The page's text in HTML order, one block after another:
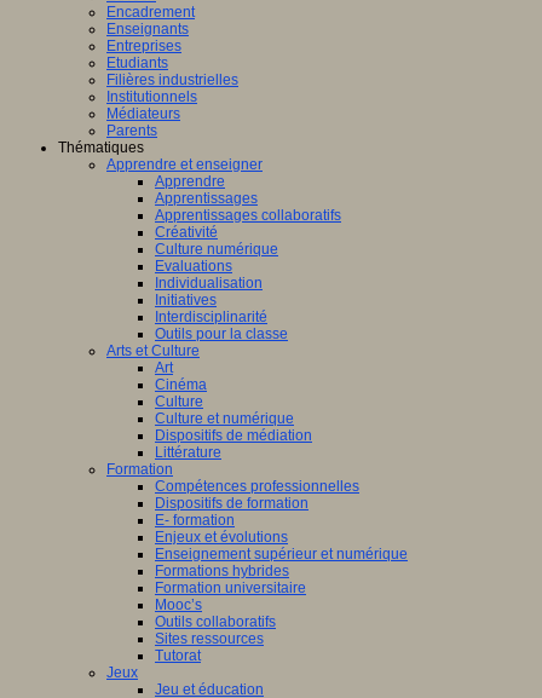
Encadrement
Enseignants
Entreprises
Etudiants
Filières industrielles
Institutionnels
Médiateurs
Parents
Thématiques
Apprendre et enseigner
Apprendre
Apprentissages
Apprentissages collaboratifs
Créativité
Culture numérique
Evaluations
Individualisation
Initiatives
Interdisciplinarité
Outils pour la classe
Arts et Culture
Art
Cinéma
Culture
Culture et numérique
Dispositifs de médiation
Littérature
Formation
Compétences professionnelles
Dispositifs de formation
E- formation
Enjeux et évolutions
Enseignement supérieur et numérique
Formations hybrides
Formation universitaire
Mooc’s
Outils collaboratifs
Sites ressources
Tutorat
Jeux
Jeu et éducation